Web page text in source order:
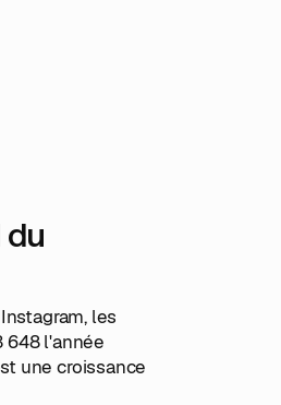
les
648 l'année
une croissance